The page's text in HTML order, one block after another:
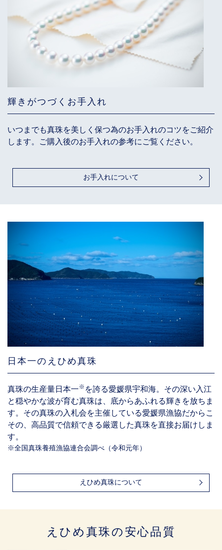
輝きがつづくお手入れ
いつまでも真珠を美しく保つ為のお手入れのコツをご紹介
します。ご購入後のお手入れの参考にご覧ください。
お手入れについて
日本一のえひめ真珠
真珠の生産量日本一※ を誇る愛媛県宇和海。その深い入江
と穏やかな波が育む真珠は、底からあふれる輝きを放ちま
す。その真珠の入札会を主催している愛媛県漁協だからこ
その、高品質で信頼できる厳選した真珠を直接お届けしま
す。
※全国真珠養殖漁協連合会調べ（令和元年）
えひめ真珠について
えひめ真珠の安心品質